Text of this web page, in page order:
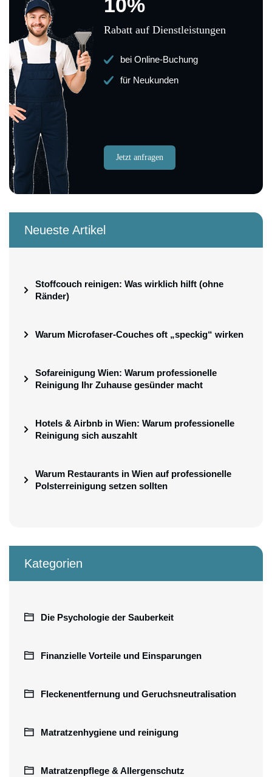
10%
Rabatt auf Dienstleistungen
bei Online-Buchung
für Neukunden
Jetzt anfragen
Neueste Artikel
Stoffcouch reinigen: Was wirklich hilft (ohne
Ränder)
Warum Microfaser-Couches oft „speckig“ wirken
Sofareinigung Wien: Warum professionelle
Reinigung Ihr Zuhause gesünder macht
Hotels & Airbnb in Wien: Warum professionelle
Reinigung sich auszahlt
Warum Restaurants in Wien auf professionelle
Polsterreinigung setzen sollten
Kategorien
Die Psychologie der Sauberkeit
Finanzielle Vorteile und Einsparungen
Fleckenentfernung und Geruchsneutralisation
Matratzenhygiene und reinigung
Matratzenpflege & Allergenschutz